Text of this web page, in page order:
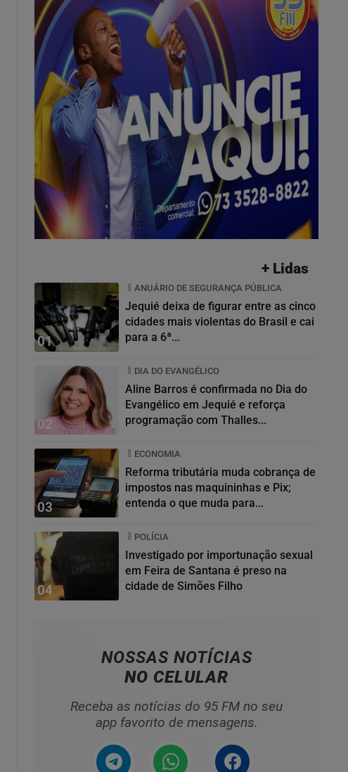
+ Lidas
01
ANUÁRIO DE SEGURANÇA PÚBLICA
Jequié deixa de figurar entre as cinco
cidades mais violentas do Brasil e cai
para a 6ª...
02
DIA DO EVANGÉLICO
Aline Barros é confirmada no Dia do
Evangélico em Jequié e reforça
programação com Thalles...
03
ECONOMIA
Reforma tributária muda cobrança de
impostos nas maquininhas e Pix;
entenda o que muda para...
04
POLÍCIA
Investigado por importunação sexual
em Feira de Santana é preso na
cidade de Simões Filho
NOSSAS NOTÍCIAS
NO CELULAR
Receba as notícias do 95 FM no seu
app favorito de mensagens.